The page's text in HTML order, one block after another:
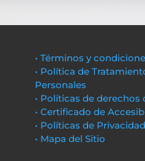
• Términos y
• Política de
Personales
• Políticas de derechos
• Certificado de
• Políticas de
• Mapa del Sitio